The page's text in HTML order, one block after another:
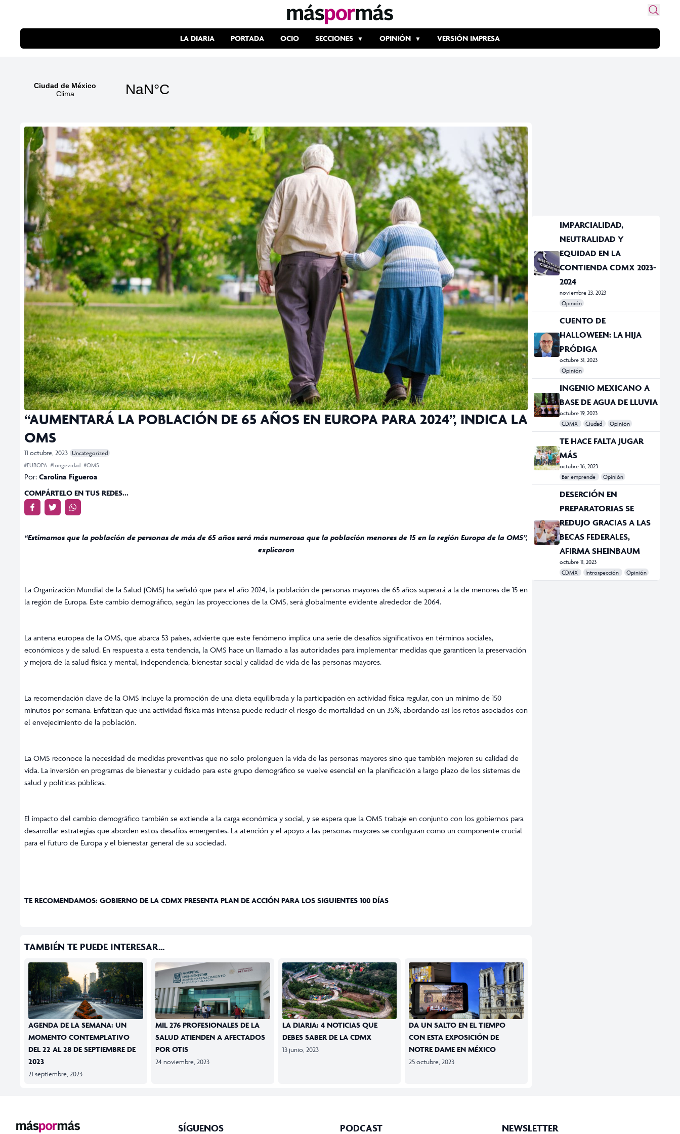
LA DIARIA PORTADA OCIO SECCIONES OPINIÓN VERSIÓN IMPRESA
“AUMENTARÁ LA POBLACIÓN DE 65 AÑOS EN EUROPA PARA 2024”, INDICA LA
OMS
11 octubre, 2023 Uncategorized
#EUROPA #longevidad #OMS
Por: Carolina Figueroa
COMPÁRTELO EN TUS REDES...
“Estimamos que la población de personas de más de 65 años será más numerosa que la población menores de 15 en la región Europa de la OMS”,
explicaron
La Organización Mundial de la Salud (OMS) ha señaló que para el año 2024, la población de personas mayores de 65 años superará a la de menores de 15 en
la región de Europa. Este cambio demográfico, según las proyecciones de la OMS, será globalmente evidente alrededor de 2064.
La antena europea de la OMS, que abarca 53 países, advierte que este fenómeno implica una serie de desafíos significativos en términos sociales,
económicos y de salud. En respuesta a esta tendencia, la OMS hace un llamado a las autoridades para implementar medidas que garanticen la preservación
y mejora de la salud física y mental, independencia, bienestar social y calidad de vida de las personas mayores.
La recomendación clave de la OMS incluye la promoción de una dieta equilibrada y la participación en actividad física regular, con un mínimo de 150
minutos por semana. Enfatizan que una actividad física más intensa puede reducir el riesgo de mortalidad en un 35%, abordando así los retos asociados con
el envejecimiento de la población.
La OMS reconoce la necesidad de medidas preventivas que no solo prolonguen la vida de las personas mayores sino que también mejoren su calidad de
vida. La inversión en programas de bienestar y cuidado para este grupo demográfico se vuelve esencial en la planificación a largo plazo de los sistemas de
salud y políticas públicas.
El impacto del cambio demográfico también se extiende a la carga económica y social, y se espera que la OMS trabaje en conjunto con los gobiernos para
desarrollar estrategias que aborden estos desafíos emergentes. La atención y el apoyo a las personas mayores se configuran como un componente crucial
para el futuro de Europa y el bienestar general de su sociedad.
TE RECOMENDAMOS: GOBIERNO DE LA CDMX PRESENTA PLAN DE ACCIÓN PARA LOS SIGUIENTES 100 DÍAS
TAMBIÉN TE PUEDE INTERESAR...
AGENDA DE LA SEMANA: UN
MOMENTO CONTEMPLATIVO
DEL 22 AL 28 DE SEPTIEMBRE DE
2023
21 septiembre, 2023
MIL 276 PROFESIONALES DE LA
SALUD ATIENDEN A AFECTADOS
POR OTIS
24 noviembre, 2023
LA DIARIA: 4 NOTICIAS QUE
DEBES SABER DE LA CDMX
13 junio, 2023
DA UN SALTO EN EL TIEMPO
CON ESTA EXPOSICIÓN DE
NOTRE DAME EN MÉXICO
25 octubre, 2023
IMPARCIALIDAD,
NEUTRALIDAD Y
EQUIDAD EN LA
CONTIENDA CDMX 2023-
2024
noviembre 23, 2023
Opinión
#contienda
#equidad
#IECM
#imparcialidad
#neutralidad
CUENTO DE
HALLOWEEN: LA HIJA
PRÓDIGA
octubre 31, 2023
Opinión
#@zolliker
#columna
#conde de montecristo
#cuento
#Halloween
INGENIO MEXICANO A
BASE DE AGUA DE LLUVIA
octubre 19, 2023
CDMX
Ciudad Opinión
#agua
#axolotle
#cerveza
#colectivo
#inegenio
#lluvia
TE HACE FALTA JUGAR
MÁS
octubre 16, 2023
Bar emprende
Opinión
#Bar Emprende
#CDMX
#Ciudad
DESERCIÓN EN
PREPARATORIAS SE
REDUJO GRACIAS A LAS
BECAS FEDERALES,
AFIRMA SHEINBAUM
octubre 11, 2023
CDMX
Introspección Opinión
#CDMX
#Claudia Sheibaum
#deserción académica
#escuelas
#Estudiantes
#preparatoria
#UNAM
SÍGUENOS PODCAST NEWSLETTER